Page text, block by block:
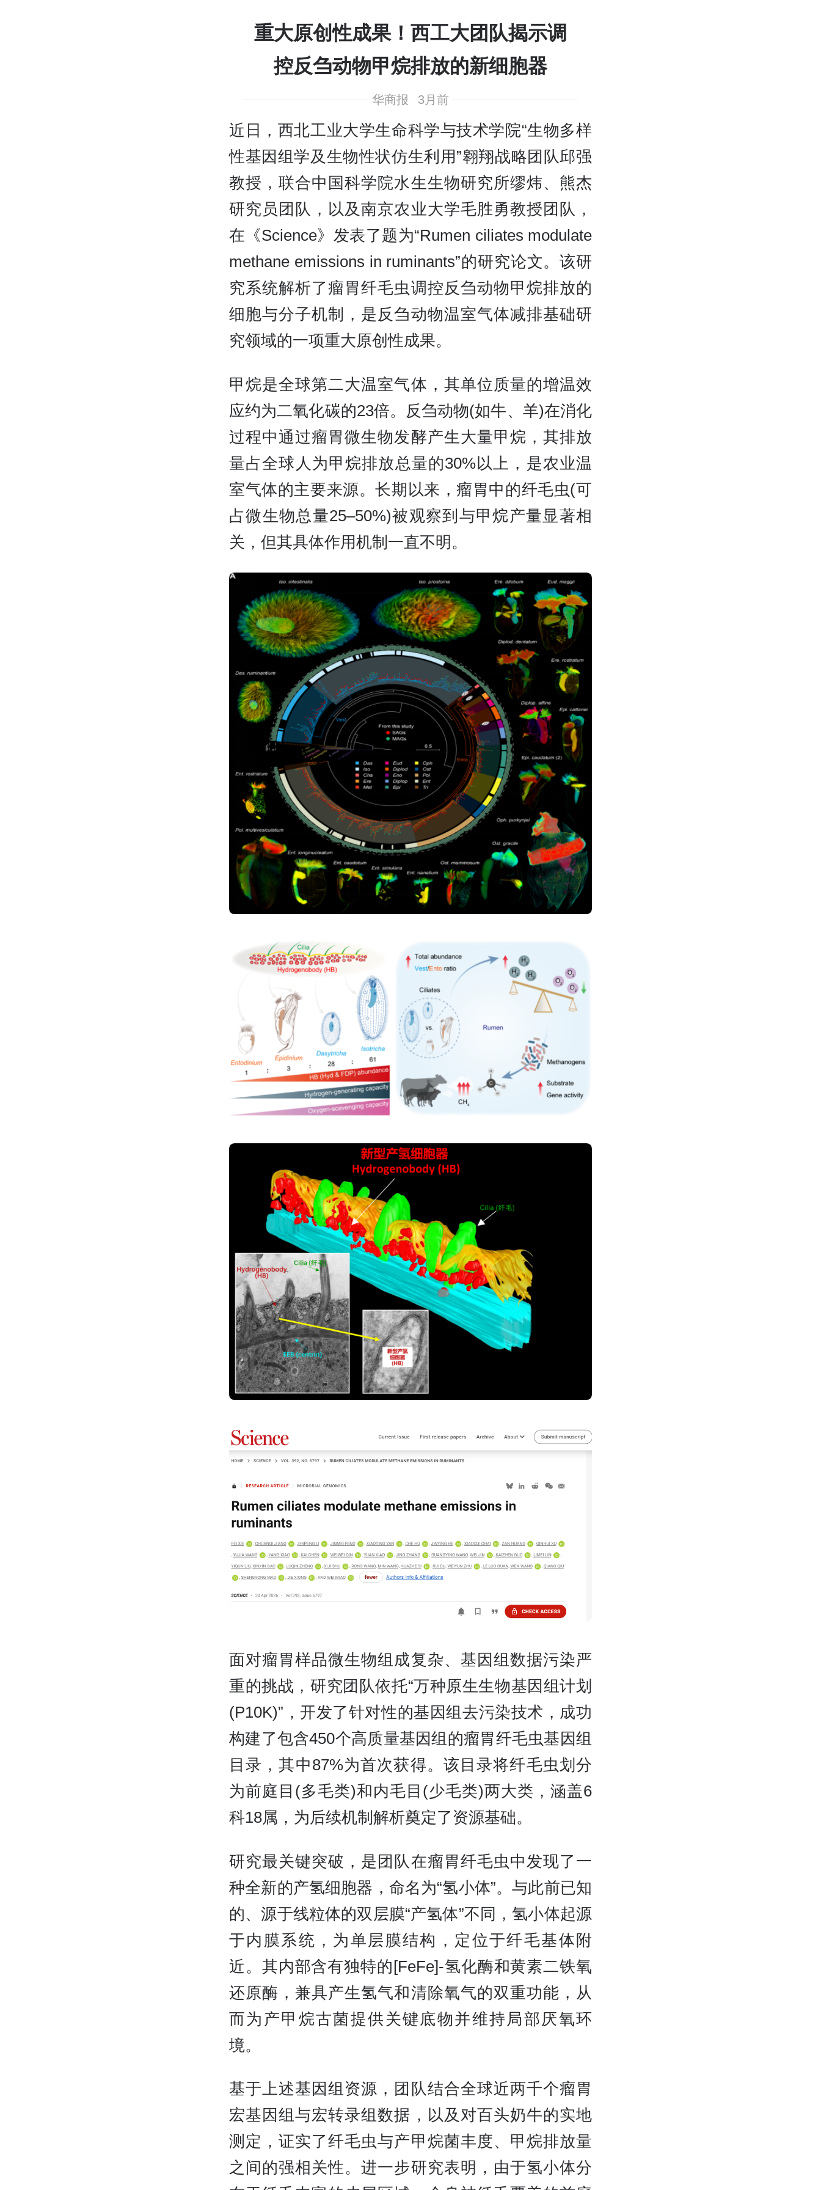
重大原创性成果！西工大团队揭示调
控反刍动物甲烷排放的新细胞器
华商报 3月前
近日，西北工业大学生命科学与技术学院“生物多样
性基因组学及生物性状仿生利用”翱翔战略团队邱强
教授，联合中国科学院水生生物研究所缪炜、熊杰
研究员团队，以及南京农业大学毛胜勇教授团队，
在《Science》发表了题为“Rumen ciliates modulate
methane emissions in ruminants”的研究论文。该研
究系统解析了瘤胃纤毛虫调控反刍动物甲烷排放的
细胞与分子机制，是反刍动物温室气体减排基础研
究领域的一项重大原创性成果。
甲烷是全球第二大温室气体，其单位质量的增温效
应约为二氧化碳的23倍。反刍动物(如牛、羊)在消化
过程中通过瘤胃微生物发酵产生大量甲烷，其排放
量占全球人为甲烷排放总量的30%以上，是农业温
室气体的主要来源。长期以来，瘤胃中的纤毛虫(可
占微生物总量25–50%)被观察到与甲烷产量显著相
关，但其具体作用机制一直不明。
面对瘤胃样品微生物组成复杂、基因组数据污染严
重的挑战，研究团队依托“万种原生生物基因组计划
(P10K)”，开发了针对性的基因组去污染技术，成功
构建了包含450个高质量基因组的瘤胃纤毛虫基因组
目录，其中87%为首次获得。该目录将纤毛虫划分
为前庭目(多毛类)和内毛目(少毛类)两大类，涵盖6
科18属，为后续机制解析奠定了资源基础。
研究最关键突破，是团队在瘤胃纤毛虫中发现了一
种全新的产氢细胞器，命名为“氢小体”。与此前已知
的、源于线粒体的双层膜“产氢体”不同，氢小体起源
于内膜系统，为单层膜结构，定位于纤毛基体附
近。其内部含有独特的[FeFe]-氢化酶和黄素二铁氧
还原酶，兼具产生氢气和清除氧气的双重功能，从
而为产甲烷古菌提供关键底物并维持局部厌氧环
境。
基于上述基因组资源，团队结合全球近两千个瘤胃
宏基因组与宏转录组数据，以及对百头奶牛的实地
测定，证实了纤毛虫与产甲烷菌丰度、甲烷排放量
之间的强相关性。进一步研究表明，由于氢小体分